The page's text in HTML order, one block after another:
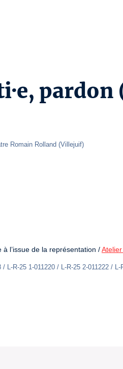
Romain Rolland (Villejuif)
à l’issue de la représentation /
L-R-25 1-011220 / L-R-25 2-011222 / L-